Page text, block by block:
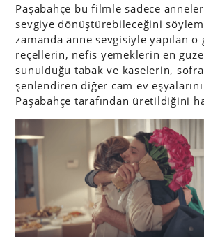
Paşabahçe bu filmle sadece
sevgiye dönüştürebileceğini
zamanda anne sevgisiyle yapılan o
reçellerin, nefis yemeklerin en
sunulduğu tabak ve kaselerin,
şenlendiren diğer cam ev
Paşabahçe tarafından üretildiğini